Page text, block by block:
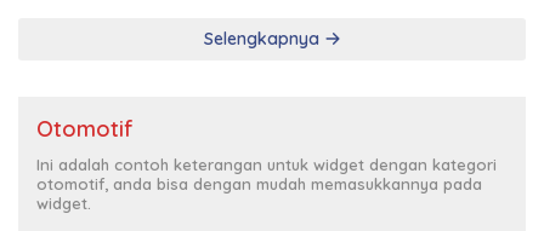
Selengkapnya
Otomotif
Ini adalah contoh keterangan untuk widget dengan kategori
otomotif, anda bisa dengan mudah memasukkannya pada
widget.